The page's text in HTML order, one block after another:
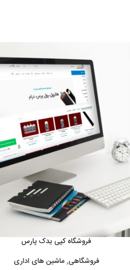
فروشگاه کپی یدک پارس
فروشگاهی,ماشین های اداری